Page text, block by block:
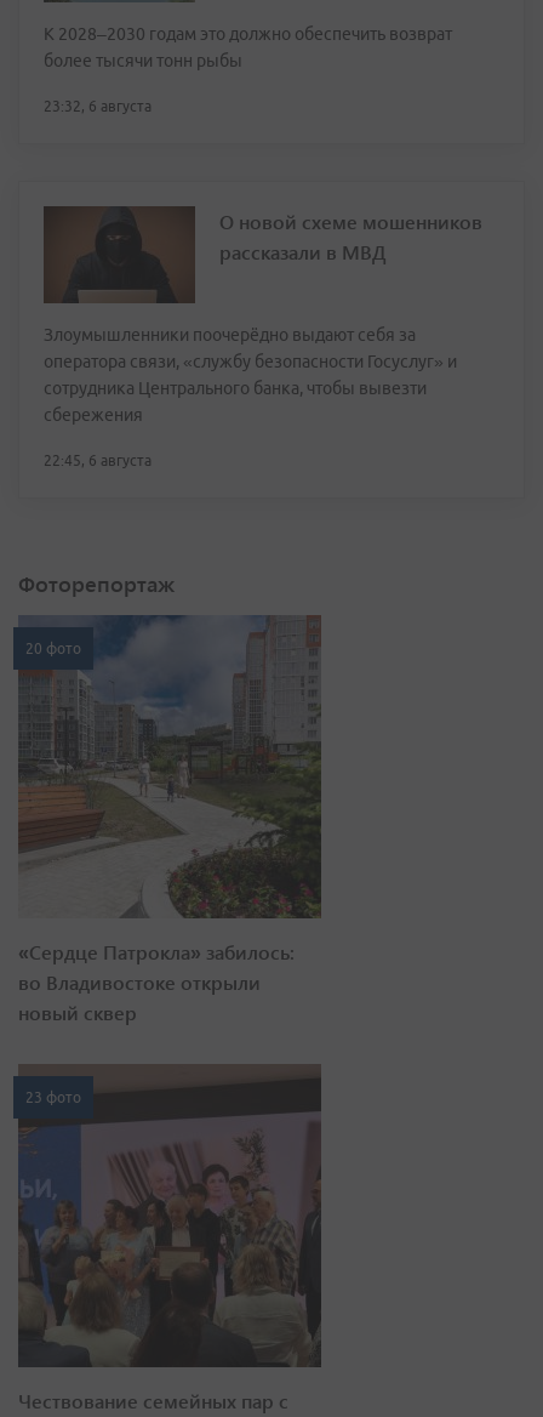
К 2028–2030 годам это должно обеспечить возврат
более тысячи тонн рыбы
23:32, 6 августа
О новой схеме мошенников
рассказали в МВД
Злоумышленники поочерёдно выдают себя за
оператора связи, «службу безопасности Госуслуг» и
сотрудника Центрального банка, чтобы вывезти
сбережения
22:45, 6 августа
Фоторепортаж
20 фото
«Сердце Патрокла» забилось:
во Владивостоке открыли
новый сквер
23 фото
Чествование семейных пар с